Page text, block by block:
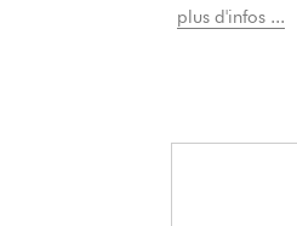
plus d'infos ...